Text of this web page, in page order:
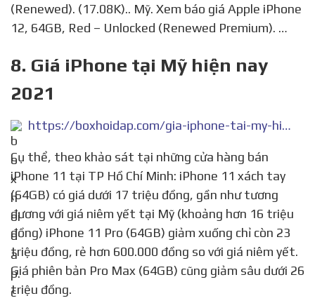
(Renewed). (17.08K).. Mỹ. Xem báo giá Apple iPhone
12, 64GB, Red – Unlocked (Renewed Premium). …
8. Giá iPhone tại Mỹ hiện nay
2021
https://boxhoidap.com/gia-iphone-tai-my-hien-nay-2021
Cụ thể, theo khảo sát tại những cửa hàng bán
iPhone 11 tại TP Hồ Chí Minh: iPhone 11 xách tay
(64GB) có giá dưới 17 triệu đồng, gần như tương
đương với giá niêm yết tại Mỹ (khoảng hơn 16 triệu
đồng) iPhone 11 Pro (64GB) giảm xuống chỉ còn 23
triệu đồng, rẻ hơn 600.000 đồng so với giá niêm yết.
Giá phiên bản Pro Max (64GB) cũng giảm sâu dưới 26
triệu đồng.